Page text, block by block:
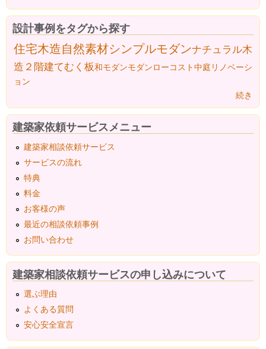
設計事例をタグから探す
住宅木造自然素材シンプルモダンナチュラル木
造２階建てむく板和モダンモダンローコスト中庭 リノベーシ
ョン
続き
建築家依頼サービスメニュー
建築家相談依頼サービス
サービスの流れ
特典
料金
お客様の声
最近の相談依頼事例
お問い合わせ
建築家相談依頼サービスの申し込みについて
選ぶ理由
よくある質問
安心安全宣言